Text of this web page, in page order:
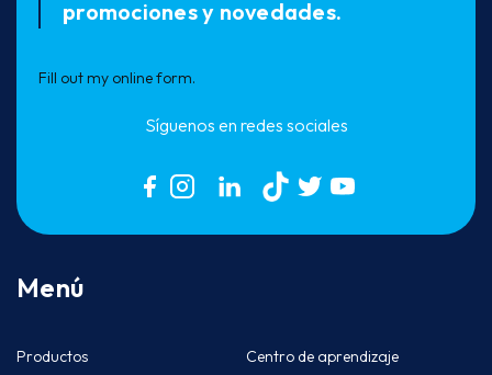
Menú
Productos Centro de aprendizaje
promociones y novedades.
Fill out my online form.
Síguenos en redes sociales